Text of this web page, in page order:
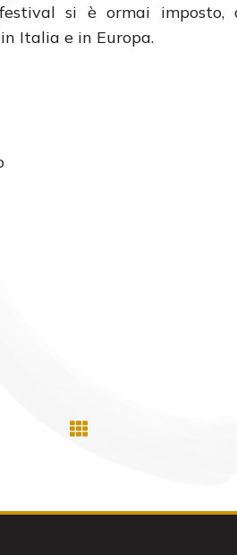
si è ormai imposto,
Italia e in Europa.